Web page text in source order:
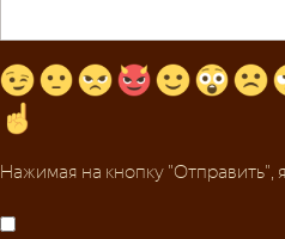
Нажимая на кнопку "Отправить",